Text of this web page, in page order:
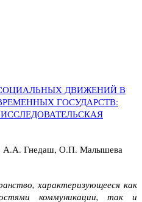
ДВИЖЕНИЙ В
ГОСУДАРСТВ:
А.А. Гнедаш, О.П. Малышева
характеризующееся как
коммуникации, так и